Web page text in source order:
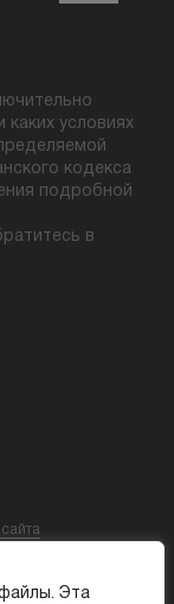
Эта
условиях
кодекса
подробной
в